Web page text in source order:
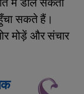
सकते हैं।
मोड़ें और संचार